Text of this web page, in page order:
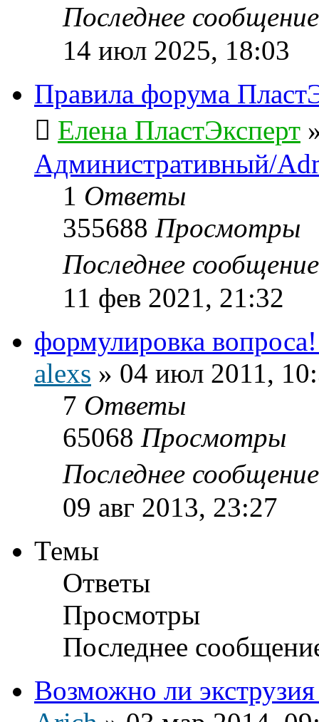
Последнее
14 июл 2025, 18:03
Правила форума
Елена ПластЭксперт
Административный/
1 Ответы
355688 Просмотры
Последнее
11 фев 2021, 21:32
формулировка
alexs » 04 июл 2011,
7 Ответы
65068 Просмотры
Последнее
09 авг 2013, 23:27
Темы
Ответы
Просмотры
Последнее
Возможно ли